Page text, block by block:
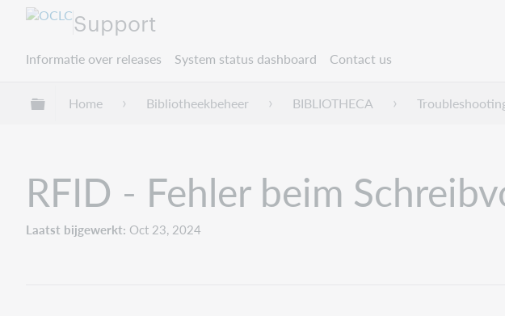
Support
Informatie over releases System status dashboard Contact us
Mondiale hiërarchie uitvouwen / samenvouwen
Home Bibliotheekbeheer BIBLIOTHECA
RFID - Fehler beim
Laatst bijgewerkt Oct 23, 2024